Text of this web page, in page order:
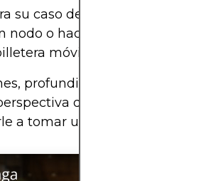
su caso de uso, ya sea
nodo o haciendo que la
móvil.
profundizaremos en las
de seguridad,
a tomar una decisión